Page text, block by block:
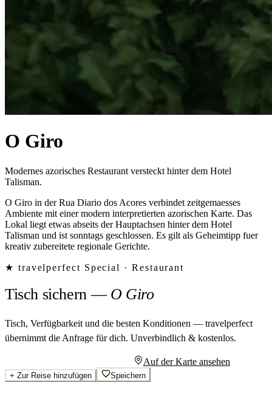
O Giro
Modernes azorisches Restaurant versteckt hinter dem Hotel
Talisman.
O Giro in der Rua Diario dos Acores verbindet zeitgemaesses
Ambiente mit einer modern interpretierten azorischen Karte. Das
Lokal liegt etwas abseits der Hauptachsen hinter dem Hotel
Talisman und ist sonntags geschlossen. Es gilt als Geheimtipp fuer
kreativ zubereitete regionale Gerichte.
★ travelperfect Special · Restaurant
Tisch sichern— O Giro
Tisch, Verfügbarkeit und die besten Konditionen — travelperfect
übernimmt die Anfrage für dich. Unverbindlich & kostenlos.
Auf der Karte ansehen
+ Zur Reise hinzufügen Speichern